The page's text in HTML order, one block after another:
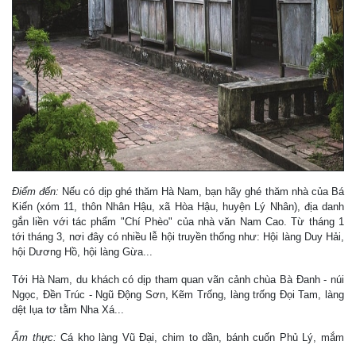
Điểm đến: Nếu có dịp ghé thăm Hà Nam, bạn hãy ghé thăm nhà của Bá
Kiến (xóm 11, thôn Nhân Hậu, xã Hòa Hậu, huyện Lý Nhân), địa danh
gắn liền với tác phẩm "Chí Phèo" của nhà văn Nam Cao. Từ tháng 1
tới tháng 3, nơi đây có nhiều lễ hội truyền thống như: Hội làng Duy Hải,
hội Dương Hồ, hội làng Gừa...
Tới Hà Nam, du khách có dịp tham quan vãn cảnh chùa Bà Đanh - núi
Ngọc, Đền Trúc - Ngũ Động Sơn, Kẽm Trống, làng trống Đọi Tam, làng
dệt lụa tơ tằm Nha Xá...
Ẩm thực: Cá kho làng Vũ Đại, chim to dần, bánh cuốn Phủ Lý, mắm